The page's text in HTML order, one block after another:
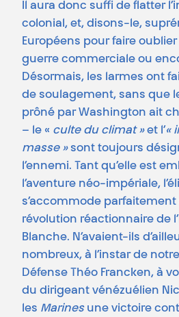
Il aura donc suffi de flatter
colonial, et, disons-le,
Européens pour faire oublier
guerre commerciale ou
Désormais, les larmes ont
de soulagement, sans que
prôné par Washington ait
– le « culte du climat »et l’«
masse »sont toujours
l’ennemi. Tant qu’elle est
l’aventure néo-impériale,
s’accommode
révolution réactionnaire de
Blanche. N’avaient-ils
nombreux, à l’instar de
Défense Théo Francken, à
du dirigeant vénézuélien
les Marinesune victoire